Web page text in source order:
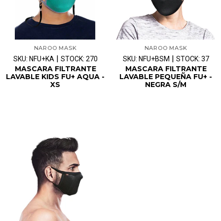
NAROO MASK
SKU: NFU+KA| STOCK: 270
MASCARA FILTRANTE
LAVABLE KIDS FU+ AQUA -
XS
NAROO MASK
SKU: NFU+BSM | STOCK: 37
MASCARA FILTRANTE
LAVABLE PEQUEÑA FU+ -
NEGRA S/M